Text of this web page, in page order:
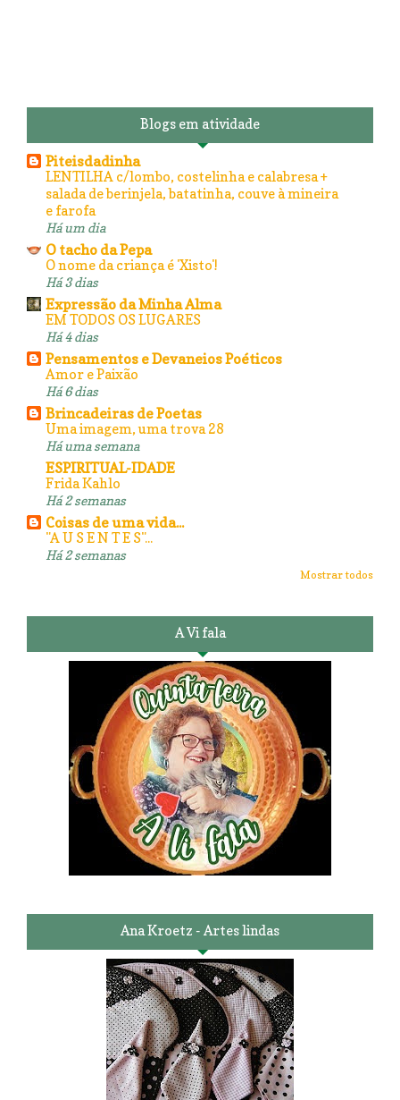
Blogs em atividade
Piteisdadinha
LENTILHA c/lombo, costelinha e calabresa +
salada de berinjela, batatinha, couve à mineira
e farofa
Há um dia
O tacho da Pepa
O nome da criança é 'Xisto'!
Há 3 dias
Expressão da Minha Alma
EM TODOS OS LUGARES
Há 4 dias
Pensamentos e Devaneios Poéticos
Amor e Paixão
Há 6 dias
Brincadeiras de Poetas
Uma imagem, uma trova 28
Há uma semana
ESPIRITUAL-IDADE
Frida Kahlo
Há 2 semanas
Coisas de uma vida...
"A U S E N T E S"...
Há 2 semanas
Mostrar todos
A Vi fala
Ana Kroetz - Artes lindas